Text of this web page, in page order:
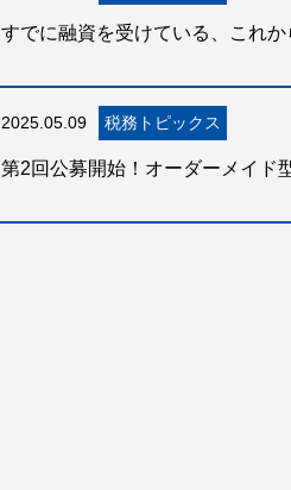
すでに融資を受けている、これ
2025.05.09 税務トピックス
第2回公募開始！オーダーメイド